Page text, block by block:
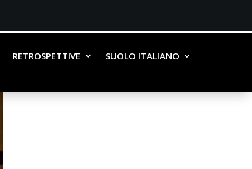
RETROSPETTIVE SUOLO ITALIANO